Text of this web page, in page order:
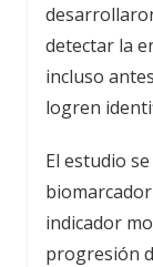
detectar la
incluso
logren
El estudio
indicador
progresión